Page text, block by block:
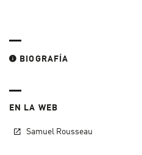
BIOGRAFÍA
EN LA WEB
Samuel Rousseau